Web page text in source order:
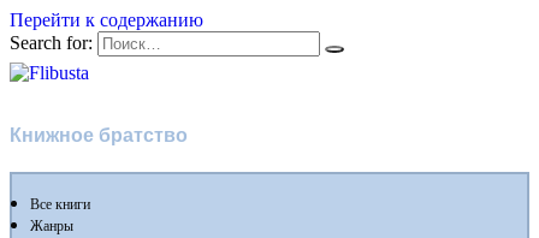
Перейти к содержанию
Search for:
Книжное братство
Все книги
Жанры